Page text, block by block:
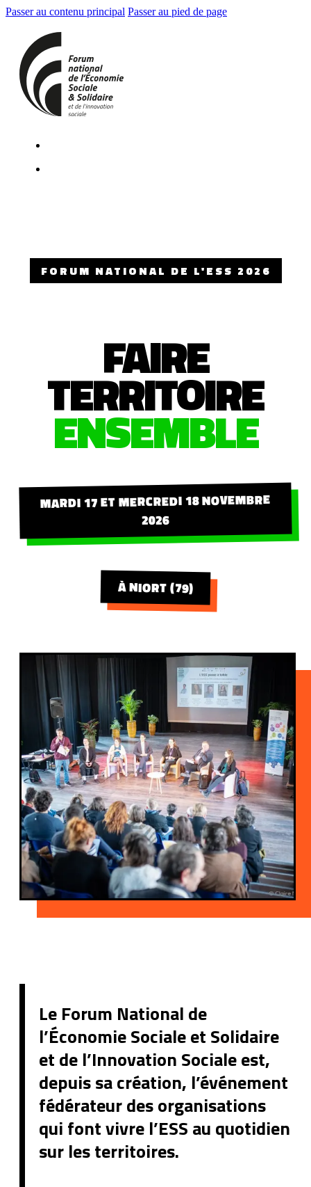
Passer au contenu principal Passer au pied de page
FORUM NATIONAL DE L'ESS 2026
FAIRE
TERRITOIRE
ENSEMBLE
MARDI 17 ET MERCREDI 18 NOVEMBRE
2026
À NIORT (79)
Le Forum National de
l’Économie Sociale et Solidaire
et de l’Innovation Sociale est,
depuis sa création, l’événement
fédérateur des organisations
qui font vivre l’ESS au quotidien
sur les territoires.